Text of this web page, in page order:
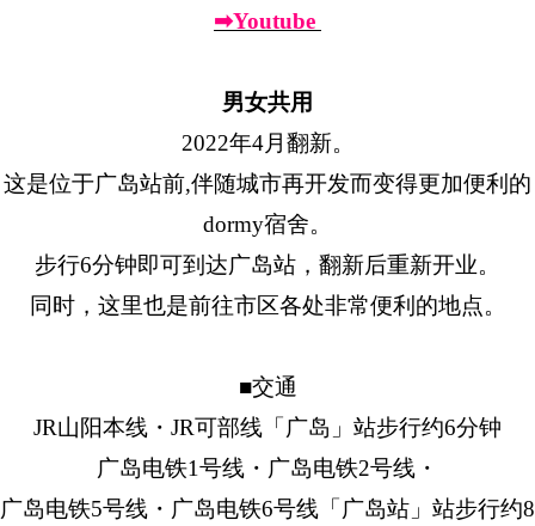
➡Youtube
男女共用
2022年4月翻新。
这是位于广岛站前,伴随城市再开发而变得更加便利的
dormy宿舍。
步行6分钟即可到达广岛站，翻新后重新开业。
同时，这里也是前往市区各处非常便利的地点。
■交通
JR山阳本线・JR可部线「广岛」站步行约6分钟
广岛电铁1号线・广岛电铁2号线・
广岛电铁5号线・广岛电铁6号线「广岛站」站步行约8